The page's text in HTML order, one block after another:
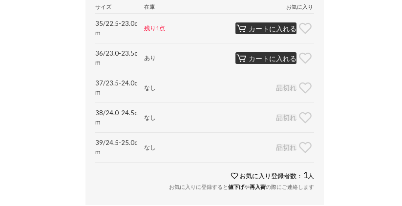
サイズ 在庫 お気に入り
35/22.5-23.0c
m
残り1点 カートに入れる
36/23.0-23.5c
m
あり カートに入れる
37/23.5-24.0c
m
なし 品切れ
38/24.0-24.5c
m
なし 品切れ
39/24.5-25.0c
m
なし 品切れ
お気に入り登録者数： 1 人
お気に入りに登録すると値下げや再入荷の際にご連絡します